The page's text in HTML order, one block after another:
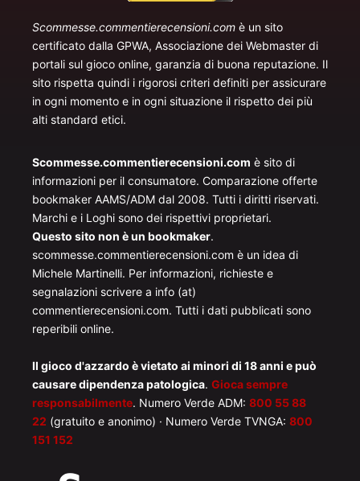
Scommesse.commentierecensioni.com è un sito
certificato dalla GPWA, Associazione dei Webmaster di
portali sul gioco online, garanzia di buona reputazione. Il
sito rispetta quindi i rigorosi criteri definiti per assicurare
in ogni momento e in ogni situazione il rispetto dei più
alti standard etici.
Scommesse.commentierecensioni.com è sito di
informazioni per il consumatore. Comparazione offerte
bookmaker AAMS/ADM dal 2008. Tutti i diritti riservati.
Marchi e i Loghi sono dei rispettivi proprietari.
Questo sito non è un bookmaker.
scommesse.commentierecensioni.com è un idea di
Michele Martinelli. Per informazioni, richieste e
segnalazioni scrivere a info (at)
commentierecensioni.com. Tutti i dati pubblicati sono
reperibili online.
Il gioco d'azzardo è vietato ai minori di 18 anni e può
causare dipendenza patologica. Gioca sempre
responsabilmente. Numero Verde ADM: 800 55 88
22 (gratuito e anonimo) · Numero Verde TVNGA: 800
151 152